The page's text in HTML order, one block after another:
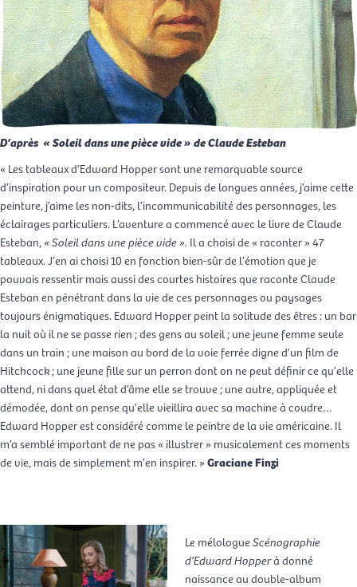
D’après « Soleil dans une pièce vide » de Claude Esteban
« Les tableaux d’Edward Hopper sont une remarquable source
d’inspiration pour un compositeur. Depuis de longues années, j’aime cette
peinture, j’aime les non-dits, l’incommunicabilité des personnages, les
éclairages particuliers. L’aventure a commencé avec le livre de Claude
Esteban,« Soleil dans une pièce vide ». Il a choisi de « raconter » 47
tableaux. J’en ai choisi 10 en fonction bien-sûr de l’émotion que je
pouvais ressentir mais aussi des courtes histoires que raconte Claude
Esteban en pénétrant dans la vie de ces personnages ou paysages
toujours énigmatiques. Edward Hopper peint la solitude des êtres : un bar
la nuit où il ne se passe rien ; des gens au soleil ; une jeune femme seule
dans un train ; une maison au bord de la voie ferrée digne d’un film de
Hitchcock ; une jeune fille sur un perron dont on ne peut définir ce qu’elle
attend, ni dans quel état d’âme elle se trouve ; une autre, appliquée et
démodée, dont on pense qu’elle vieillira avec sa machine à coudre…
Edward Hopper est considéré comme le peintre de la vie américaine. Il
m’a semblé important de ne pas « illustrer » musicalement ces moments
de vie, mais de simplement m’en inspirer. »Graciane Finzi
Le mélologueScénographie
d’Edward Hopperà donné
naissance au double-album